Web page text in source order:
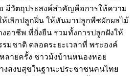
มีวัตถุประสงค์สำคัญคือการให้ความ
ห้เลิกปลูกฝิ่น ให้หันมาปลูกพืชผักผลไม้
อาชีพ ที่ยั่งยืน รวมทั้งการปลูกฝังให้
มชาติ ตลอดระยะเวลาที่ พระองค์
ลายครั้ง ชาวม้งบ้านหนองหอย
งสงบสุขในฐานะประชาชนคนไทย